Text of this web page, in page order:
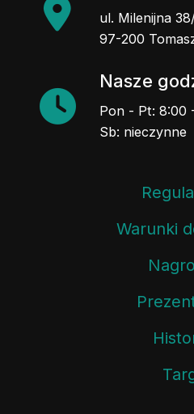
ul. Milenijna
97-200
Nasze
Pon - Pt: 8:00
Sb: nieczynne
Warunki